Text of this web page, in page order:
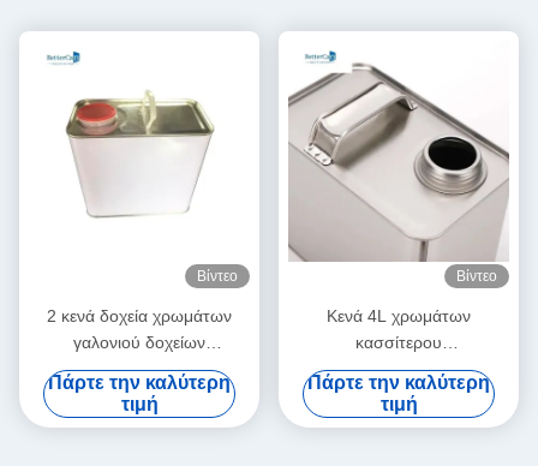
Βίντεο
2 κενά δοχεία χρωμάτων
γαλονιού δοχείων
κασσίτερου χρωμάτων
λίτρου για τη συσκευασία της
λεπτύτερης χημικής ουσίας
Πάρτε την καλύτερη
τιμή
Βίντεο
Κενά 4L χρωμάτων
κασσίτερου
εμπορευματοκιβώτια
κασσίτερου πετρελαίου
δοχείων τετραγωνικά με το
Πάρτε την καλύτερη
τιμή